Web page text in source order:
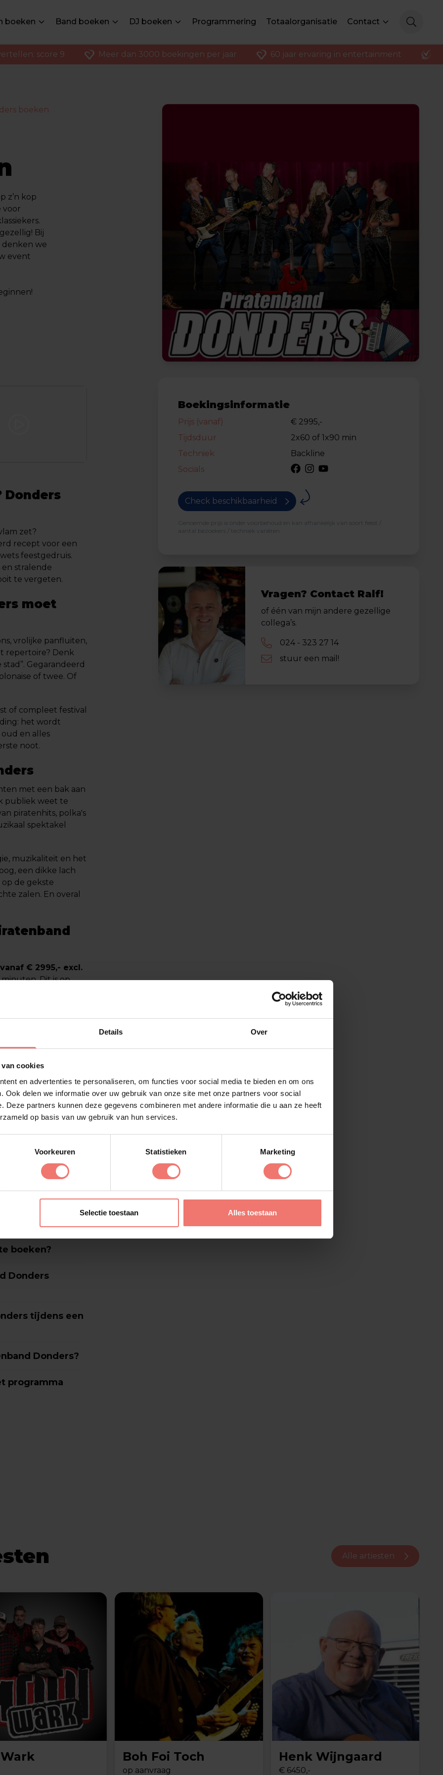
Details Over
cookies
en advertenties te personaliseren, om functies voor social media te bieden en om ons
Ook delen we informatie over uw gebruik van onze site met onze partners voor social
Deze partners kunnen deze gegevens combineren met andere informatie die u aan ze heeft
op basis van uw gebruik van hun services.
Voorkeuren Statistieken Marketing
Selectie toestaan Alles toestaan
boeken Band boeken DJ boeken Programmering Totaalorganisatie Contact
score 9 Meer dan 3000 boekingen per jaar 60 jaar ervaring in entertainment
boeken
z’n kop
voor
Bij
denken we
event
Donders
zet?
recept voor een
feestgedruis.
stralende
te vergeten.
moet
vrolijke panfluiten,
repertoire? Denk
stad”. Gegarandeerd
of twee. Of
of compleet festival
het wordt
en alles
noot.
met een bak aan
publiek weet te
piratenhits, polka's
spektakel
muzikaliteit en het
een dikke lach
de gekste
zalen. En overal
vanaf € 2995,- excl.
Dit is op
Geen probleem, wij
compleet. Boek
de band
je meedenkt. Of
het.
en laat jouw
Piratenband
boeken?
Donders
tijdens een
Donders?
programma
Boekingsinformatie
Prijs (vanaf)
€ 2995,-
Tijdsduur
2x60 of 1x90 min
Techniek
Backline
Socials
Check beschikbaarheid
Genoemde prijs is onder voorbehoud en kan afhankelijk van soort feest /
aantal bezoekers / techniek variëren.
Vragen? Contact Ralf!
of één van mijn andere gezellige
collega’s.
024 - 323 27 14
stuur een mail!
Alle artiesten
Boh Foi Toch
op aanvraag
Henk Wijngaard
€ 6450,-